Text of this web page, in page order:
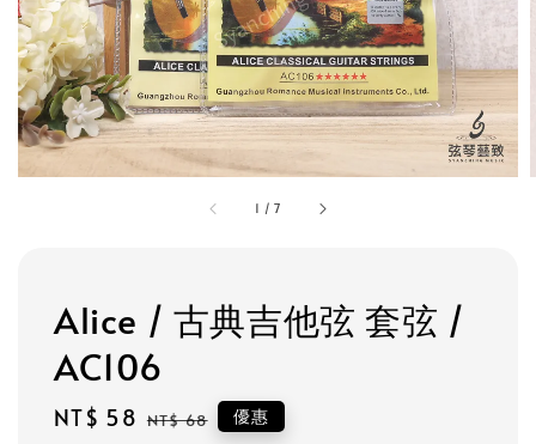
1 /7
Alice / 古典吉他弦 套弦 /
AC106
Sale
NT$ 58 Regular
NT$ 68 優惠